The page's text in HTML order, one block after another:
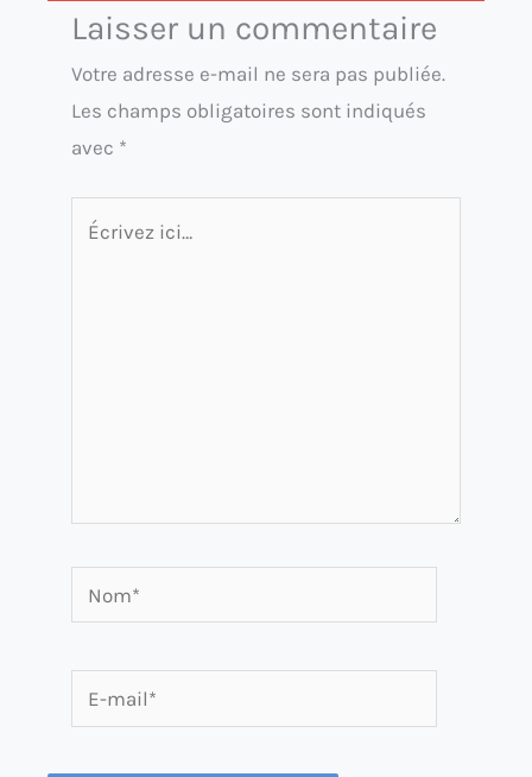
Laisser un commentaire
Votre adresse e-mail ne sera pas publiée.
Les champs obligatoires sont indiqués
avec *
mail*